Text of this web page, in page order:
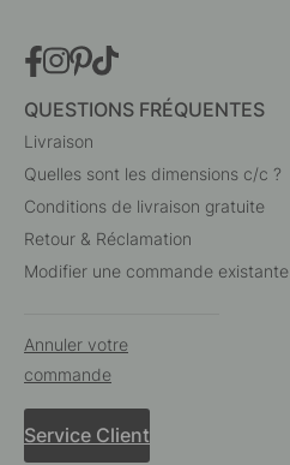
QUESTIONS FRÉQUENTES
Livraison
Quelles sont les dimensions c/c ?
Conditions de livraison gratuite
Retour & Réclamation
Modifier une commande existante
Annuler votre
commande
Service Client